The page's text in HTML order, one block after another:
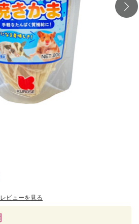
レビューを見る